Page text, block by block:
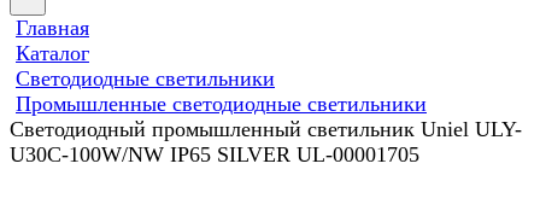
Главная
Каталог
Светодиодные светильники
Промышленные светодиодные светильники
Светодиодный промышленный светильник Uniel ULY-
U30C-100W/NW IP65 SILVER UL-00001705